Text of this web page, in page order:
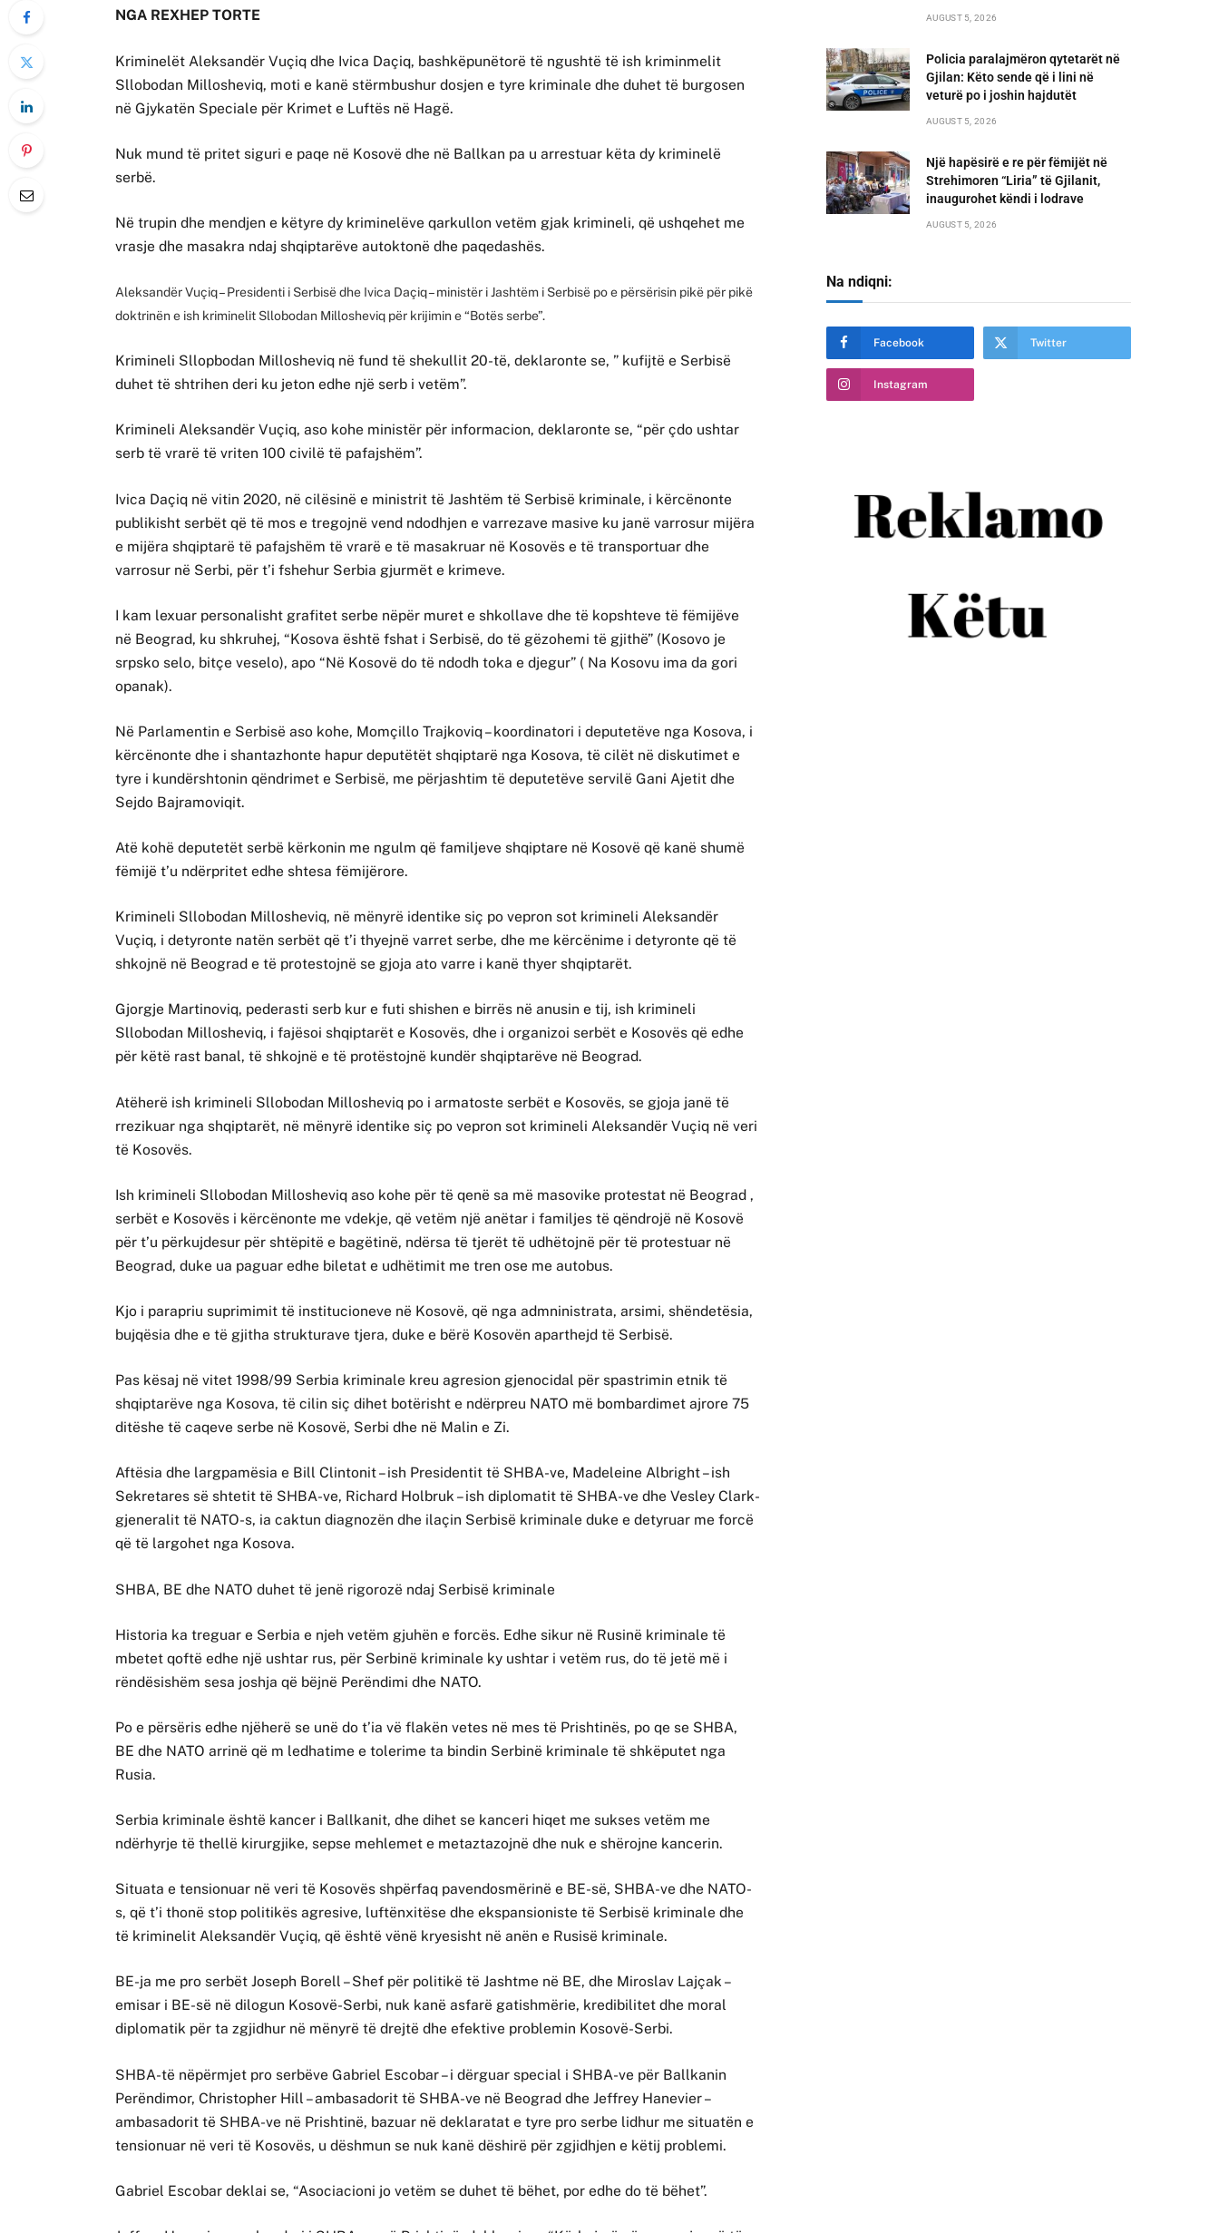
NGA REXHEP TORTE
Kriminelët Aleksandër Vuçiq dhe Ivica Daçiq, bashkëpunëtorë të ngushtë të ish kriminmelit
Sllobodan Millosheviq, moti e kanë stërmbushur dosjen e tyre kriminale dhe duhet të burgosen
në Gjykatën Speciale për Krimet e Luftës në Hagë.
Nuk mund të pritet siguri e paqe në Kosovë dhe në Ballkan pa u arrestuar këta dy kriminelë
serbë.
Në trupin dhe mendjen e këtyre dy kriminelëve qarkullon vetëm gjak krimineli, që ushqehet me
vrasje dhe masakra ndaj shqiptarëve autoktonë dhe paqedashës.
Aleksandër Vuçiq – Presidenti i Serbisë dhe Ivica Daçiq – ministër i Jashtëm i Serbisë po e përsërisin pikë për pikë
doktrinën e ish kriminelit Sllobodan Millosheviq për krijimin e “Botës serbe”.
Krimineli Sllopbodan Millosheviq në fund të shekullit 20-të, deklaronte se, ” kufijtë e Serbisë
duhet të shtrihen deri ku jeton edhe një serb i vetëm”.
Krimineli Aleksandër Vuçiq, aso kohe ministër për informacion, deklaronte se, “për çdo ushtar
serb të vrarë të vriten 100 civilë të pafajshëm”.
Ivica Daçiq në vitin 2020, në cilësinë e ministrit të Jashtëm të Serbisë kriminale, i kërcënonte
publikisht serbët që të mos e tregojnë vend ndodhjen e varrezave masive ku janë varrosur mijëra
e mijëra shqiptarë të pafajshëm të vrarë e të masakruar në Kosovës e të transportuar dhe
varrosur në Serbi, për t’i fshehur Serbia gjurmët e krimeve.
I kam lexuar personalisht grafitet serbe nëpër muret e shkollave dhe të kopshteve të fëmijëve
në Beograd, ku shkruhej, “Kosova është fshat i Serbisë, do të gëzohemi të gjithë” (Kosovo je
srpsko selo, bitçe veselo), apo “Në Kosovë do të ndodh toka e djegur” ( Na Kosovu ima da gori
opanak).
Në Parlamentin e Serbisë aso kohe, Momçillo Trajkoviq – koordinatori i deputetëve nga Kosova, i
kërcënonte dhe i shantazhonte hapur deputëtët shqiptarë nga Kosova, të cilët në diskutimet e
tyre i kundërshtonin qëndrimet e Serbisë, me përjashtim të deputetëve servilë Gani Ajetit dhe
Sejdo Bajramoviqit.
Atë kohë deputetët serbë kërkonin me ngulm që familjeve shqiptare në Kosovë që kanë shumë
fëmijë t’u ndërpritet edhe shtesa fëmijërore.
Krimineli Sllobodan Millosheviq, në mënyrë identike siç po vepron sot krimineli Aleksandër
Vuçiq, i detyronte natën serbët që t’i thyejnë varret serbe, dhe me kërcënime i detyronte që të
shkojnë në Beograd e të protestojnë se gjoja ato varre i kanë thyer shqiptarët.
Gjorgje Martinoviq, pederasti serb kur e futi shishen e birrës në anusin e tij, ish krimineli
Sllobodan Millosheviq, i fajësoi shqiptarët e Kosovës, dhe i organizoi serbët e Kosovës që edhe
për këtë rast banal, të shkojnë e të protëstojnë kundër shqiptarëve në Beograd.
Atëherë ish krimineli Sllobodan Millosheviq po i armatoste serbët e Kosovës, se gjoja janë të
rrezikuar nga shqiptarët, në mënyrë identike siç po vepron sot krimineli Aleksandër Vuçiq në veri
të Kosovës.
Ish krimineli Sllobodan Millosheviq aso kohe për të qenë sa më masovike protestat në Beograd ,
serbët e Kosovës i kërcënonte me vdekje, që vetëm një anëtar i familjes të qëndrojë në Kosovë
për t’u përkujdesur për shtëpitë e bagëtinë, ndërsa të tjerët të udhëtojnë për të protestuar në
Beograd, duke ua paguar edhe biletat e udhëtimit me tren ose me autobus.
Kjo i parapriu suprimimit të institucioneve në Kosovë, që nga admninistrata, arsimi, shëndetësia,
bujqësia dhe e të gjitha strukturave tjera, duke e bërë Kosovën aparthejd të Serbisë.
Pas kësaj në vitet 1998/99 Serbia kriminale kreu agresion gjenocidal për spastrimin etnik të
shqiptarëve nga Kosova, të cilin siç dihet botërisht e ndërpreu NATO më bombardimet ajrore 75
ditëshe të caqeve serbe në Kosovë, Serbi dhe në Malin e Zi.
Aftësia dhe largpamësia e Bill Clintonit – ish Presidentit të SHBA-ve, Madeleine Albright – ish
Sekretares së shtetit të SHBA-ve, Richard Holbruk – ish diplomatit të SHBA-ve dhe Vesley Clark-
gjeneralit të NATO-s, ia caktun diagnozën dhe ilaçin Serbisë kriminale duke e detyruar me forcë
që të largohet nga Kosova.
SHBA, BE dhe NATO duhet të jenë rigorozë ndaj Serbisë kriminale
Historia ka treguar e Serbia e njeh vetëm gjuhën e forcës. Edhe sikur në Rusinë kriminale të
mbetet qoftë edhe një ushtar rus, për Serbinë kriminale ky ushtar i vetëm rus, do të jetë më i
rëndësishëm sesa joshja që bëjnë Perëndimi dhe NATO.
Po e përsëris edhe njëherë se unë do t’ia vë flakën vetes në mes të Prishtinës, po qe se SHBA,
BE dhe NATO arrinë që m ledhatime e tolerime ta bindin Serbinë kriminale të shkëputet nga
Rusia.
Serbia kriminale është kancer i Ballkanit, dhe dihet se kanceri hiqet me sukses vetëm me
ndërhyrje të thellë kirurgjike, sepse mehlemet e metaztazojnë dhe nuk e shërojne kancerin.
Situata e tensionuar në veri të Kosovës shpërfaq pavendosmërinë e BE-së, SHBA-ve dhe NATO-
s, që t’i thonë stop politikës agresive, luftënxitëse dhe ekspansioniste të Serbisë kriminale dhe
të kriminelit Aleksandër Vuçiq, që është vënë kryesisht në anën e Rusisë kriminale.
BE-ja me pro serbët Joseph Borell – Shef për politikë të Jashtme në BE, dhe Miroslav Lajçak –
emisar i BE-së në dilogun Kosovë-Serbi, nuk kanë asfarë gatishmërie, kredibilitet dhe moral
diplomatik për ta zgjidhur në mënyrë të drejtë dhe efektive problemin Kosovë-Serbi.
SHBA-të nëpërmjet pro serbëve Gabriel Escobar – i dërguar special i SHBA-ve për Ballkanin
Perëndimor, Christopher Hill – ambasadorit të SHBA-ve në Beograd dhe Jeffrey Hanevier –
ambasadorit të SHBA-ve në Prishtinë, bazuar në deklaratat e tyre pro serbe lidhur me situatën e
tensionuar në veri të Kosovës, u dëshmun se nuk kanë dëshirë për zgjidhjen e këtij problemi.
Gabriel Escobar deklai se, “Asociacioni jo vetëm se duhet të bëhet, por edhe do të bëhet”.
AUGUST 5, 2026
Policia paralajmëron qytetarët në
Gjilan: Këto sende që i lini në
veturë po i joshin hajdutët
AUGUST 5, 2026
Një hapësirë e re për fëmijët në
Strehimoren “Liria” të Gjilanit,
inaugurohet këndi i lodrave
AUGUST 5, 2026
Na ndiqni:
Facebook Twitter
Instagram